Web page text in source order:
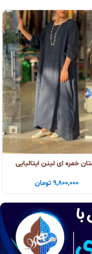
خمره ای لینن ایتالیایی
9,800,000 تومان